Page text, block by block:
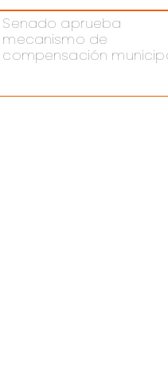
Senado aprueba
mecanismo de
compensación